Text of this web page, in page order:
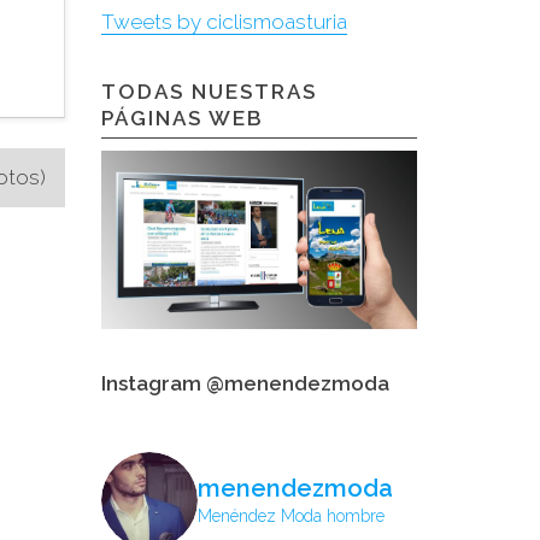
Tweets by ciclismoasturia
TODAS NUESTRAS
PÁGINAS WEB
Instagram @menendezmoda
menendezmoda
Menéndez Moda hombre